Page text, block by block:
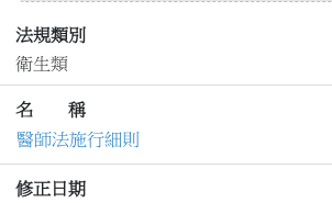
法規類別
衛生類
名 稱
醫師法施行細則
修正日期